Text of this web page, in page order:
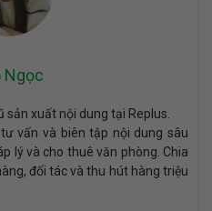
Ngọc
sản xuất nội dung tại Replus.
vấn và biên tập nội dung sâu
lý và cho thuê văn phòng. Chia
đối tác và thu hút hàng triệu